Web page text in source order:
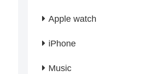
Apple watch
iPhone
Music